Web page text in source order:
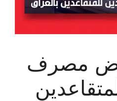
مصرف